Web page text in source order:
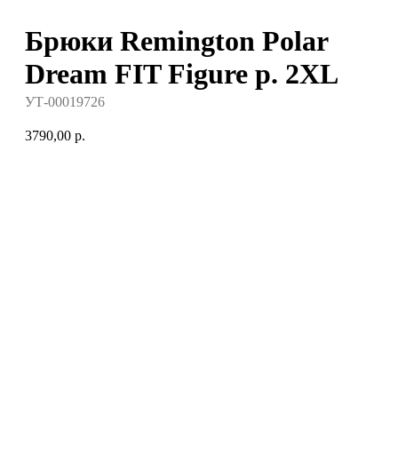
Брюки Remington Polar
Dream FIT Figure р. 2XL
УТ-00019726
3790,00 р.